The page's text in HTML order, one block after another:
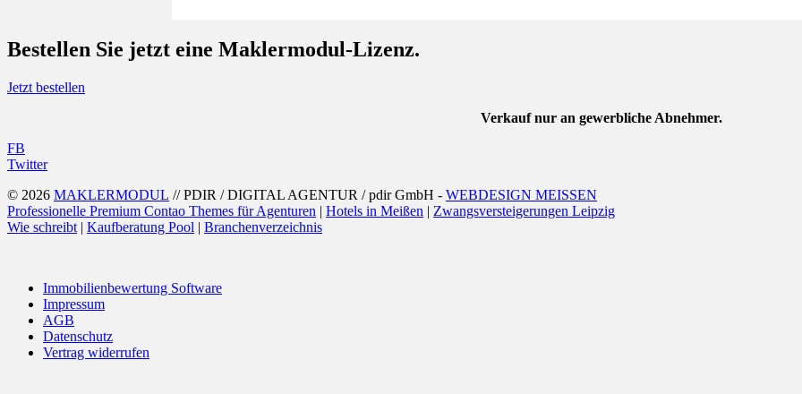
Bestellen Sie jetzt eine Maklermodul-Lizenz.
Jetzt bestellen
Verkauf nur an gewerbliche Abnehmer.
FB
Twitter
© 2026 MAKLERMODUL // PDIR / DIGITAL AGENTUR / pdir GmbH - WEBDESIGN MEISSEN
Professionelle Premium Contao Themes für Agenturen | Hotels in Meißen | Zwangsversteigerungen Leipzig
Wie schreibt | Kaufberatung Pool | Branchenverzeichnis
Immobilienbewertung Software
Impressum
AGB
Datenschutz
Vertrag widerrufen